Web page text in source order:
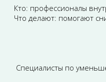
Кто: профессионалы
Что делают: помогают
Специалисты по